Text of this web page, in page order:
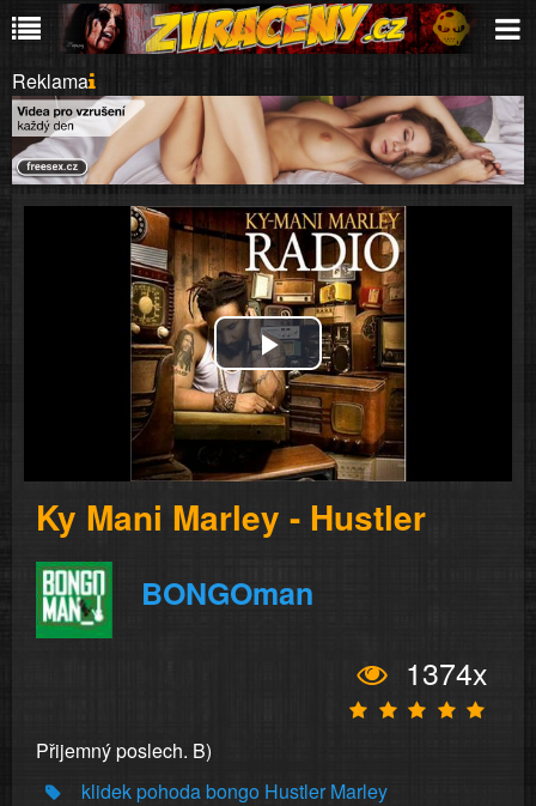
Reklama
Play
Video
Ky Mani Marley - Hustler
BONGOman
1374x
Přijemný poslech. B)
klidekpohodabongo Hustler Marley